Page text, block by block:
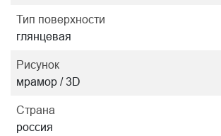
Тип поверхности
глянцевая
Рисунок
мрамор / 3D
Страна
россия